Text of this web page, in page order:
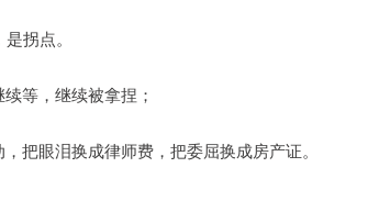
拐点。
等，继续被拿捏；
把眼泪换成律师费，把委屈换成房产证。